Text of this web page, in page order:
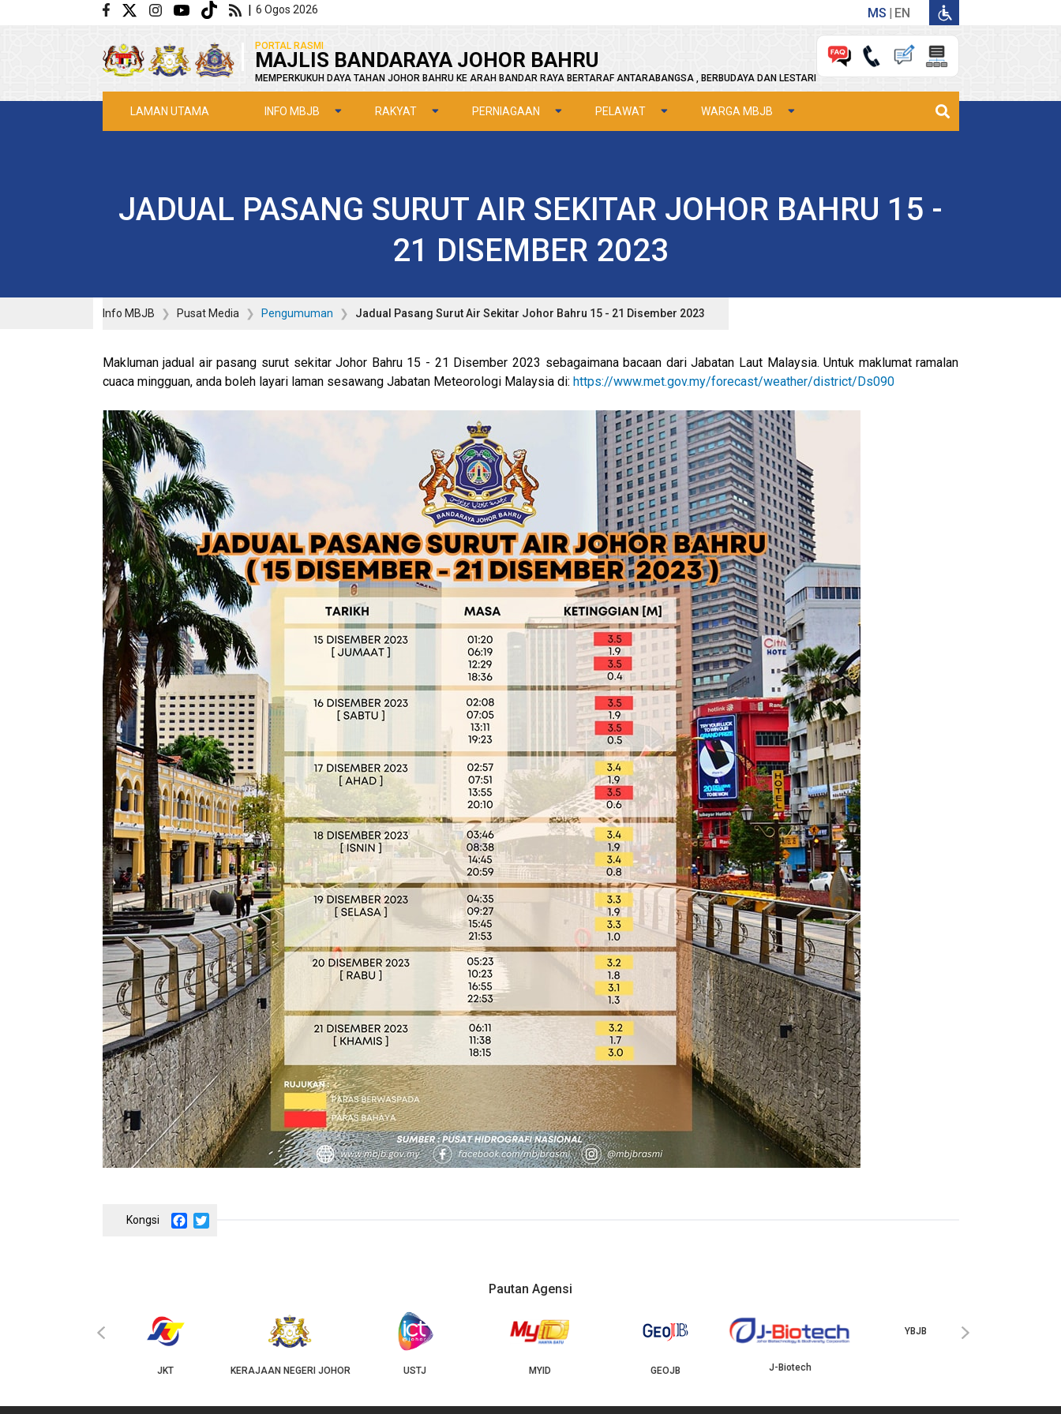
Langkau ke kandungan utama | 6 Ogos 2026 MS EN
PORTAL RASMI
MAJLIS BANDARAYA JOHOR BAHRU
MEMPERKUKUH DAYA TAHAN JOHOR BAHRU KE ARAH BANDAR RAYA BERTARAF ANTARABANGSA , BERBUDAYA DAN LESTARI
LAMAN UTAMA INFO MBJB RAKYAT PERNIAGAAN PELAWAT WARGA MBJB
JADUAL PASANG SURUT AIR SEKITAR JOHOR BAHRU 15 -
21 DISEMBER 2023
Info MBJB Pusat Media Pengumuman Jadual Pasang Surut Air Sekitar Johor Bahru 15 - 21 Disember 2023
Makluman jadual air pasang surut sekitar Johor Bahru 15 - 21 Disember 2023 sebagaimana bacaan dari Jabatan Laut Malaysia. Untuk maklumat ramalan
cuaca mingguan, anda boleh layari laman sesawang Jabatan Meteorologi Malaysia di: https://www.met.gov.my/forecast/weather/district/Ds090
Facebook
Twitter
Pautan Agensi
JKT KERAJAAN NEGERI JOHOR USTJ MYID GEOJB J-Biotech
‹ ›